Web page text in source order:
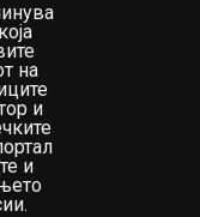
на
и
и